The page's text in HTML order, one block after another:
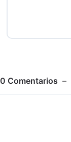
0 Comentarios